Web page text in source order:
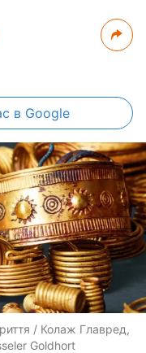
в Google
/ Колаж Главред,
Goldhort